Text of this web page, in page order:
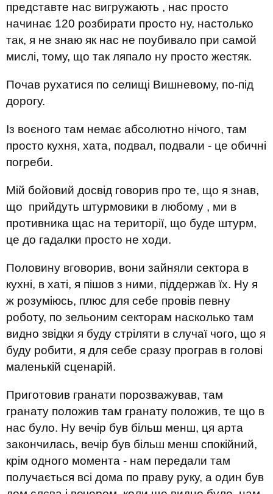
представте нас вигружають , нас просто
начинає 120 розбирати просто ну, настолько
так, я не знаю як нас не поубивало при самой
мислі, тому, що так ляпало ну просто жестяк.
Почав рухатися по селищі Вишневому, по-під
дорогу.
Із воєного там немає абсолютно нічого, там
просто кухня, хата, подвал, подвали - це обичні
погреби.
Мій бойовий досвід говорив про те, що я знав,
що прийдуть штурмовики в любому , ми в
противника щас на території, що буде штурм,
це до гадалки просто не ходи.
Половину вговорив, вони зайняли сектора в
кухні, в хаті, я пішов з ними, піддержав їх. Ну я
ж розуміюсь, плюс для себе провів певну
роботу, по зельоним секторам насколько там
видно звідки я буду стріляти в случаї чого, що я
буду робити, я для себе сразу програв в голові
маленькій сценарій.
Приготовив гранати порозважував, там
гранату положив там гранату положив, те що в
нас було. Ну вечір був більш менш, ця арта
закончилась, вечір був більш менш спокійний,
крім одного момента - нам передали там
получається всі дома по праву руку, а один був